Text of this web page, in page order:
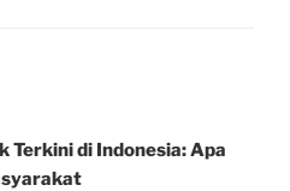
Terkini di Indonesia: Apa